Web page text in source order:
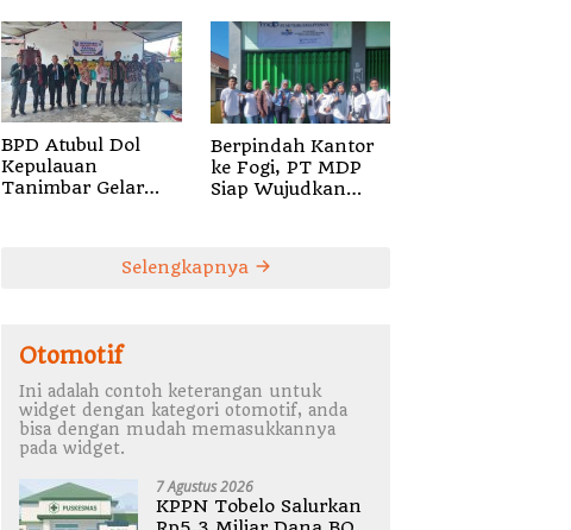
BPD Atubul Dol
Kepulauan
Tanimbar Gelar
Berpindah Kantor
ke Fogi, PT MDP
Siap Wujudkan
Selengkapnya
Otomotif
Ini adalah contoh keterangan untuk
widget dengan kategori otomotif, anda
bisa dengan mudah memasukkannya
pada widget.
7 Agustus 2026
KPPN Tobelo Salurkan